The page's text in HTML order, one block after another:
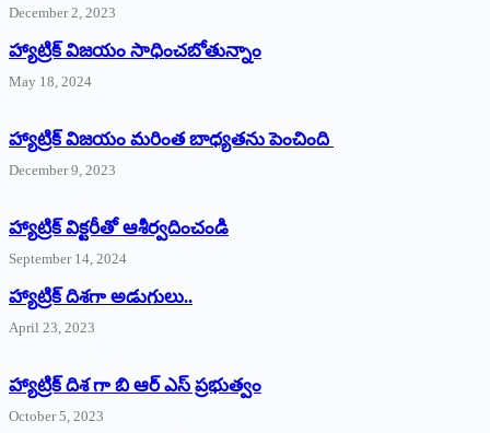
December 2, 2023
హ్యాట్రిక్‌ విజయం సాధించబోతున్నాం
May 18, 2024
హ్యాట్రిక్ విజయం మరింత బాధ్యతను పెంచింది
December 9, 2023
హ్యాట్రిక్‌ ‌విక్టరీతో ఆశీర్వదించండి
September 14, 2024
‌హ్యాట్రిక్‌ ‌దిశగా అడుగులు..
April 23, 2023
హ్యాట్రిక్ దిశ గా బి ఆర్ ఎస్ ప్రభుత్వం
October 5, 2023